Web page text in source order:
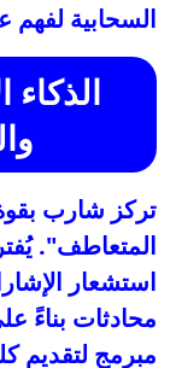
السحابية
تركز شارب
استشعار
محادثات بناءً
مبرمج لتقديم